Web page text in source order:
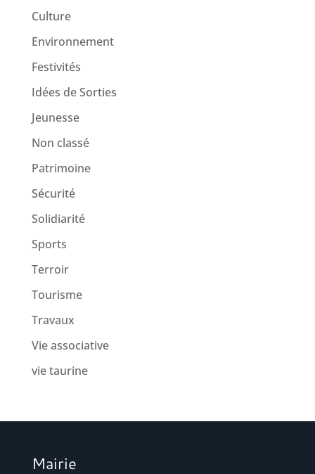
Culture
Environnement
Festivités
Idées de Sorties
Jeunesse
Non classé
Patrimoine
Sécurité
Solidiarité
Sports
Terroir
Tourisme
Travaux
Vie associative
vie taurine
Mairie